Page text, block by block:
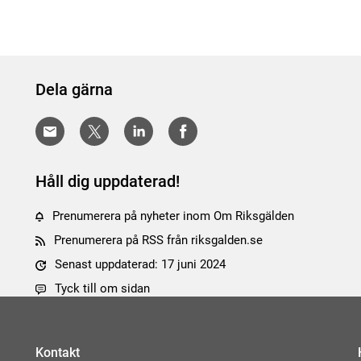
Dela gärna
Håll dig uppdaterad!
Prenumerera på nyheter inom Om Riksgälden
Prenumerera på RSS från riksgalden.se
Senast uppdaterad: 17 juni 2024
Tyck till om sidan
Kontakt